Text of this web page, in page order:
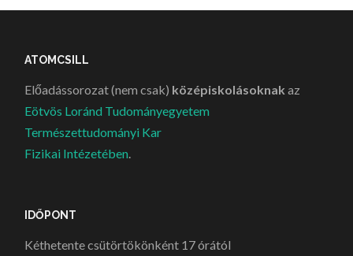
ATOMCSILL
Előadássorozat (nem csak) középiskolásoknak az
Eötvös Loránd Tudományegyetem
Természettudományi Kar
Fizikai Intézetében
IDŐPONT
Kéthetente csütörtökönként 17 órától